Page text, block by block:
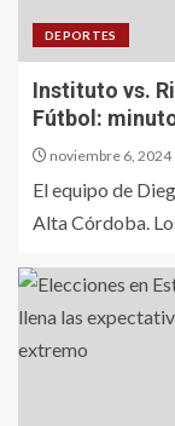
DEPORTES
Instituto vs.
Fútbol:
noviembre 6, 2024
El equipo de
Alta Córdoba.